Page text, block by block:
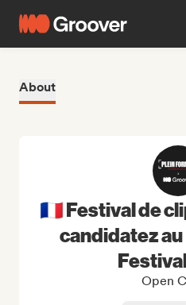
About
🇫🇷 Festival de
candidatez
Open